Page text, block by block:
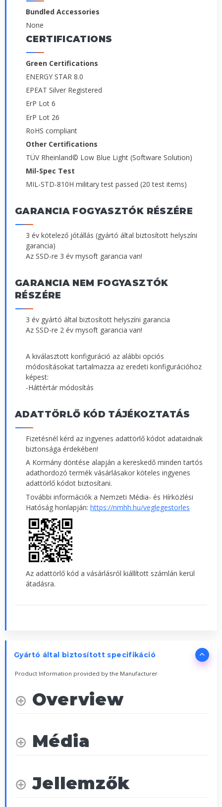
Bundled Accessories
None
CERTIFICATIONS
Green Certifications
ENERGY STAR 8.0
EPEAT Silver Registered
ErP Lot 6
ErP Lot 26
RoHS compliant
Other Certifications
TÜV Rheinland© Low Blue Light (Software Solution)
Mil-Spec Test
MIL-STD-810H military test passed (20 test items)
GARANCIA FOGYASZTÓK RÉSZÉRE
3 év kötelező jótállás (gyártó által biztosított helyszíni
garancia)
Az SSD-re 3 év mysoft garancia van!
GARANCIA NEM FOGYASZTÓK
RÉSZÉRE
3 év gyártó által biztosított helyszíni garancia
Az SSD-re 2 év mysoft garancia van!
A kiválasztott konfiguráció az alábbi opciós
módosításokat tartalmazza az eredeti konfigurációhoz
képest:
-Háttértár módosítás
ADATTÖRLŐ KÓD TÁJÉKOZTATÁS
Fizetésnél kérd az ingyenes adattörlő kódot adataidnak
biztonsága érdekében!
A Kormány döntése alapján a kereskedő minden tartós
adathordozó termék vásárlásakor köteles ingyenes
adattörlő kódot biztosítani.
További információk a Nemzeti Média- és Hírközlési
Hatóság honlapján: https://nmhh.hu/veglegestorles
Az adattörlő kód a vásárlásról kiállított számlán kerül
átadásra.
Gyártó által biztosított specifikáció
Product Information provided by the Manufacturer
Overview
Média
Jellemzők